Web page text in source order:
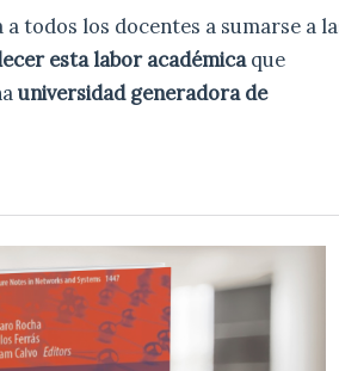
a todos los docentes a sumarse a
esta labor académicaque
universidad generadora de